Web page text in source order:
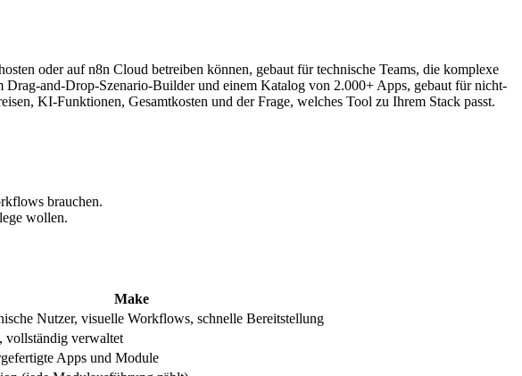
oder auf n8n Cloud betreiben können, gebaut für technische Teams, die komplexe
and-Drop-Szenario-Builder und einem Katalog von 2.000+ Apps, gebaut für nicht-
KI-Funktionen, Gesamtkosten und der Frage, welches Tool zu Ihrem Stack passt.
brauchen.
wollen.
Make
Nutzer, visuelle Workflows, schnelle Bereitstellung
vollständig verwaltet
Apps und Module